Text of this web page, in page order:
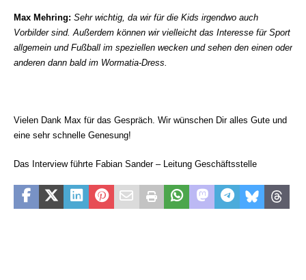
Max Mehring: Sehr wichtig, da wir für die Kids irgendwo auch
Vorbilder sind. Außerdem können wir vielleicht das Interesse für Sport
allgemein und Fußball im speziellen wecken und sehen den einen oder
anderen dann bald im Wormatia-Dress.
Vielen Dank Max für das Gespräch. Wir wünschen Dir alles Gute und
eine sehr schnelle Genesung!
Das Interview führte Fabian Sander – Leitung Geschäftsstelle